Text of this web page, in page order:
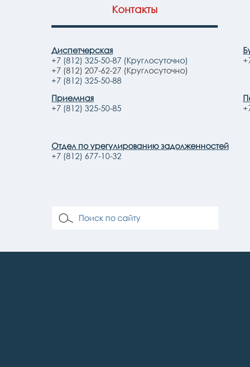
Контакты
Диспетчерская
+7 (812) 325-50-87 (Круглосуточно)
+7 (812) 207-62-27 (Круглосуточно)
+7 (812) 325-50-88
Приемная
+7 (812) 325-50-85
Отдел по урегулированию задолженностей
+7 (812) 677-10-32